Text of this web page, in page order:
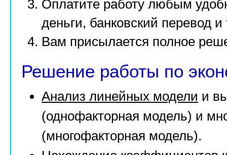
Оплатите работу любым
деньги, банковский перевод и
Вам присылается полное
Решение работы по
Анализ линейных модели и
(однофакторная модель) и
(многофакторная модель).